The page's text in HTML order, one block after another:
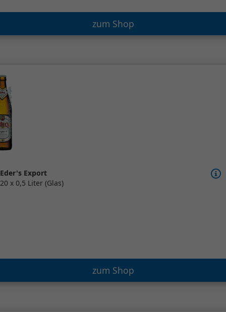
zum Shop
Eder's Export
20 x 0,5 Liter (Glas)
zum Shop